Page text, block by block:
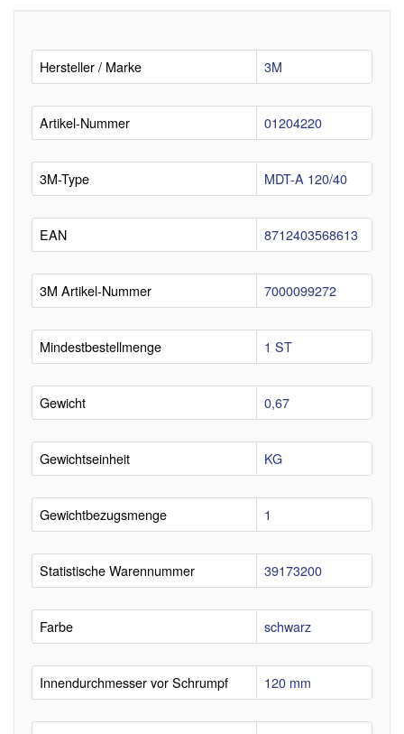
Hersteller / Marke 3M
Artikel-Nummer 01204220
3M-Type MDT-A 120/40
EAN 8712403568613
3M Artikel-Nummer 7000099272
Mindestbestellmenge 1 ST
Gewicht 0,67
Gewichtseinheit KG
Gewichtbezugsmenge 1
Statistische Warennummer 39173200
Farbe schwarz
Innendurchmesser vor Schrumpf 120 mm